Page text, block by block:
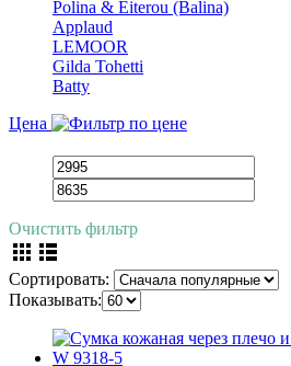
Polina & Eiterou (Balina)
Applaud
LEMOOR
Gilda Tohetti
Batty
Цена
Очистить фильтр
Сортировать:
Показывать: